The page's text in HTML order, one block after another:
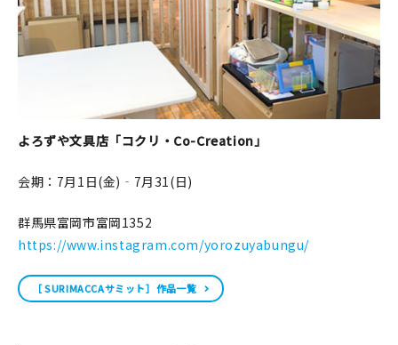
よろずや文具店「コクリ・Co-Creation」
会期：7月1日(金)‐7月31(日)
群馬県富岡市富岡1352
https://www.instagram.com/yorozuyabungu/
［ SURIMACCAサミット］作品一覧